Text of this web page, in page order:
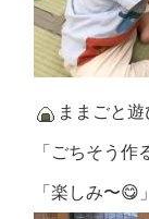
ままごと遊
「ごちそう作
「楽しみ〜😋」